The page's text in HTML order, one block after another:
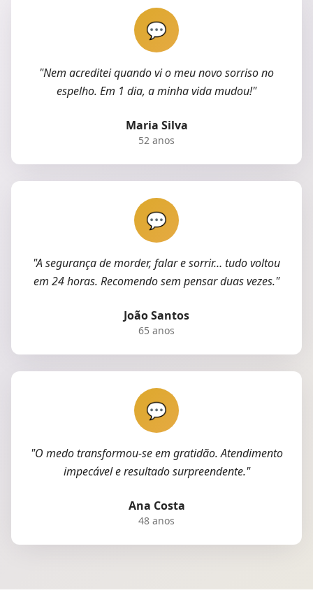
💬
"Nem acreditei quando vi o meu novo sorriso no
espelho. Em 1 dia, a minha vida mudou!"
Maria Silva
52 anos
💬
"A segurança de morder, falar e sorrir… tudo voltou
em 24 horas. Recomendo sem pensar duas vezes."
João Santos
65 anos
💬
"O medo transformou-se em gratidão. Atendimento
impecável e resultado surpreendente."
Ana Costa
48 anos